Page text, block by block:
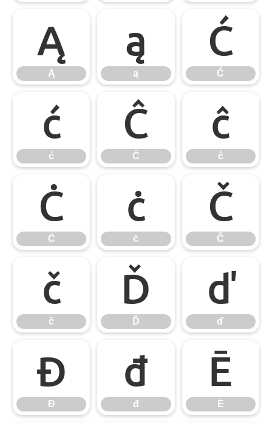
Ą
Ą
ą
ą
Ć
Ć
ć
ć
Ĉ
Ĉ
ĉ
ĉ
Ċ
Ċ
ċ
ċ
Č
Č
č
č
Ď
Ď
ď
ď
Đ
Đ
đ
đ
Ē
Ē